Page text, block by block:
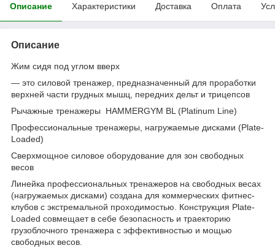
Описание Характеристики Доставка Оплата
Описание
Жим сидя под углом вверх
— это силовой тренажер, предназначенный для проработки
верхней части грудных мышц, передних дельт и трицепсов
Рычажные тренажеры HAMMERGYM BL (Platinum Line)
Профессиональные тренажеры, нагружаемые дисками (Plate-
Loaded)
Сверхмощное силовое оборудование для зон свободных
весов
Линейка профессиональных тренажеров на свободных весах
(нагружаемых дисками) создана для коммерческих фитнес-
клубов с экстремальной проходимостью. Конструкция Plate-
Loaded совмещает в себе безопасность и траекторию
грузоблочного тренажера с эффективностью и мощью
свободных весов.